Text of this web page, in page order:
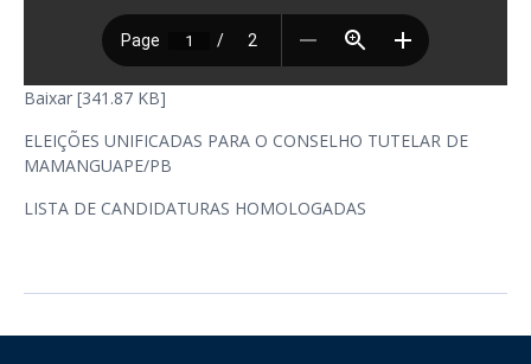
Baixar [341.87 KB]
ELEIÇÕES UNIFICADAS PARA O CONSELHO TUTELAR DE
MAMANGUAPE/PB
LISTA DE CANDIDATURAS HOMOLOGADAS